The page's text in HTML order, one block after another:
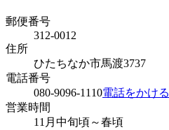
郵便番号
312-0012
住所
ひたちなか市馬渡3737
電話番号
080-9096-1110電話をかける
営業時間
11月中旬頃～春頃